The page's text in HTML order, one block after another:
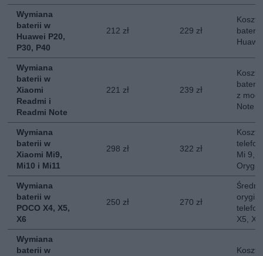
Wymiana
baterii w
Huawei P20,
P30, P40
212 zł 229 zł
Koszt
baterii
Wymiana
baterii w
Xiaomi
Readmi i
Readmi Note
221 zł 239 zł
Koszt
baterii
z
Note
Wymiana
baterii w
Xiaomi Mi9,
Mi10 i Mi11
298 zł 322 zł
Koszt
Mi 9,
Wymiana
baterii w
POCO X4, X5,
X6
250 zł 270 zł
Średni
X5, X6
Wymiana
baterii w
Koszt